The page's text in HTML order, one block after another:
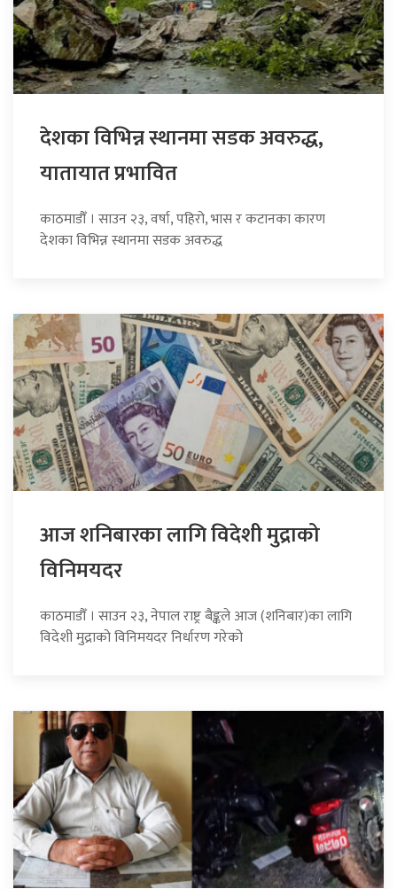
देशका विभिन्न स्थानमा सडक अवरुद्ध,
यातायात प्रभावित
काठमाडौँ । साउन २३, वर्षा, पहिरो, भास र कटानका कारण
देशका विभिन्न स्थानमा सडक अवरुद्ध
आज शनिबारका लागि विदेशी मुद्राको
विनिमयदर
काठमाडौँ । साउन २३, नेपाल राष्ट्र बैङ्कले आज (शनिबार)का लागि
विदेशी मुद्राको विनिमयदर निर्धारण गरेको